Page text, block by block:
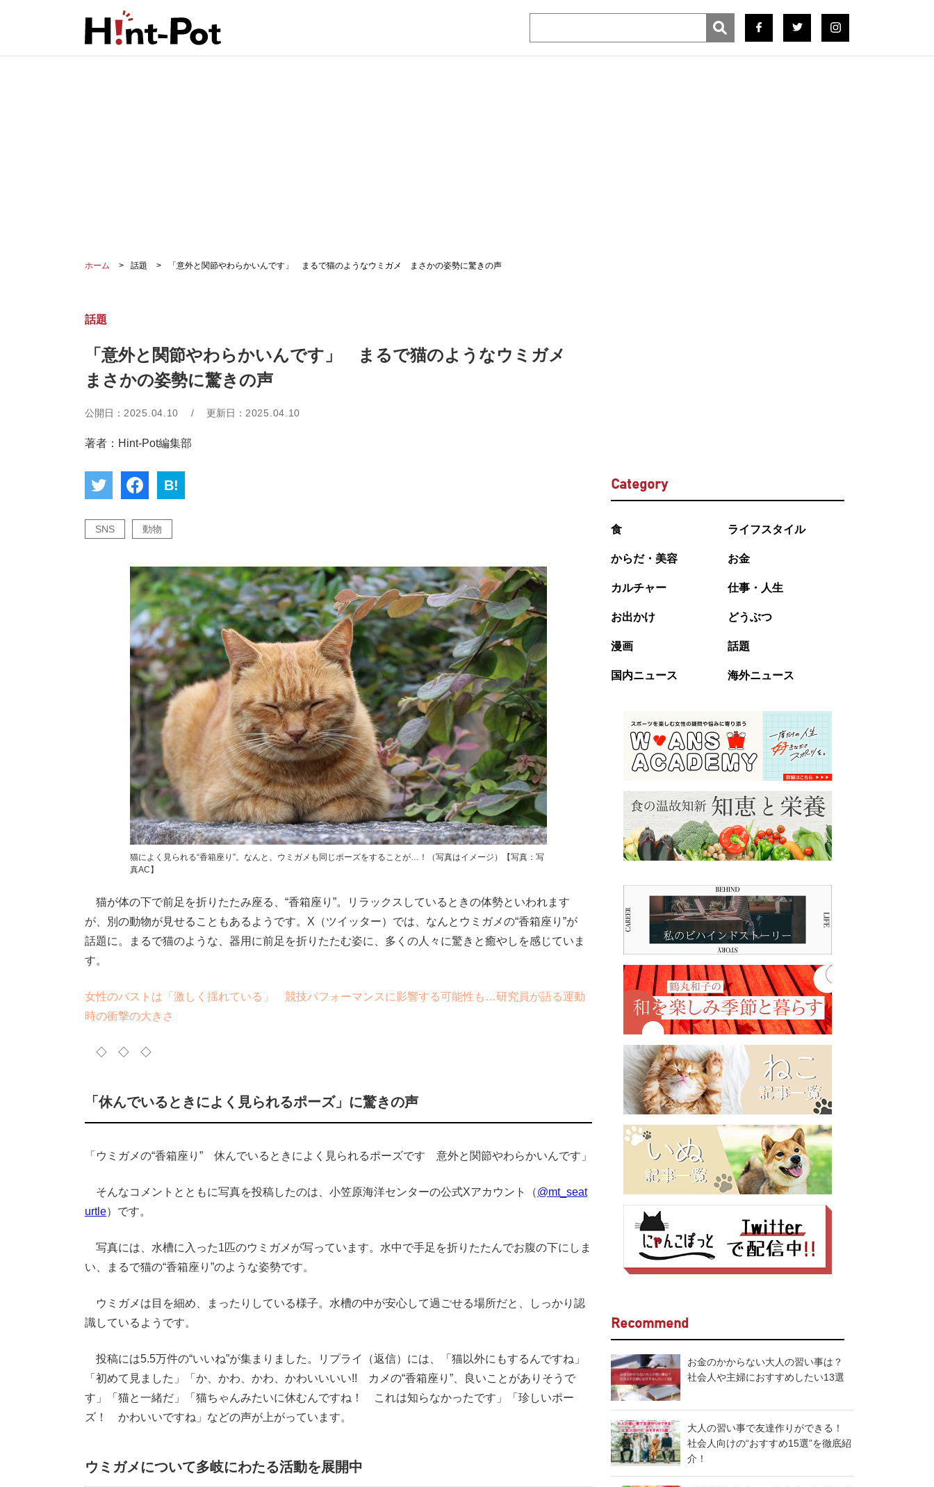
ホーム 話題 「意外と関節やわらかいんです」 まるで猫のようなウミガメ まさかの姿勢に驚きの声
話題
「意外と関節やわらかいんです」 まるで猫のようなウミガメ
まさかの姿勢に驚きの声
公開日： 2025.04.10 / 更新日： 2025.04.10
著者：Hint-Pot編集部
B!
SNS 動物
猫によく見られる“香箱座り”。なんと、ウミガメも同じポーズをすることが…！（写真はイメージ）【写真：写
真AC】
猫が体の下で前足を折りたたみ座る、“香箱座り”。リラックスしているときの体勢といわれます
が、別の動物が見せることもあるようです。X（ツイッター）では、なんとウミガメの“香箱座り”が
話題に。まるで猫のような、器用に前足を折りたたむ姿に、多くの人々に驚きと癒やしを感じていま
す。
女性のバストは「激しく揺れている」 競技パフォーマンスに影響する可能性も…研究員が語る運動
時の衝撃の大きさ
◇ ◇ ◇
「休んでいるときによく見られるポーズ」に驚きの声
「ウミガメの“香箱座り” 休んでいるときによく見られるポーズです 意外と関節やわらかいんです」
そんなコメントとともに写真を投稿したのは、小笠原海洋センターの公式Xアカウント（@mt_seat
urtle）です。
写真には、水槽に入った1匹のウミガメが写っています。水中で手足を折りたたんでお腹の下にしま
い、まるで猫の“香箱座り”のような姿勢です。
ウミガメは目を細め、まったりしている様子。水槽の中が安心して過ごせる場所だと、しっかり認
識しているようです。
投稿には5.5万件の“いいね”が集まりました。リプライ（返信）には、「猫以外にもするんですね」
「初めて見ました」「か、かわ、かわ、かわいいいい!! カメの“香箱座り”、良いことがありそうで
す」「猫と一緒だ」「猫ちゃんみたいに休むんですね！ これは知らなかったです」「珍しいポー
ズ！ かわいいですね」などの声が上がっています。
ウミガメについて多岐にわたる活動を展開中
Category
食 ライフスタイル
からだ・美容 お金
カルチャー 仕事・人生
お出かけ どうぶつ
漫画 話題
国内ニュース 海外ニュース
Recommend
お金のかからない大人の習い事は？
社会人や主婦におすすめしたい13選
大人の習い事で友達作りができる！
社会人向けの“おすすめ15選”を徹底紹
介！